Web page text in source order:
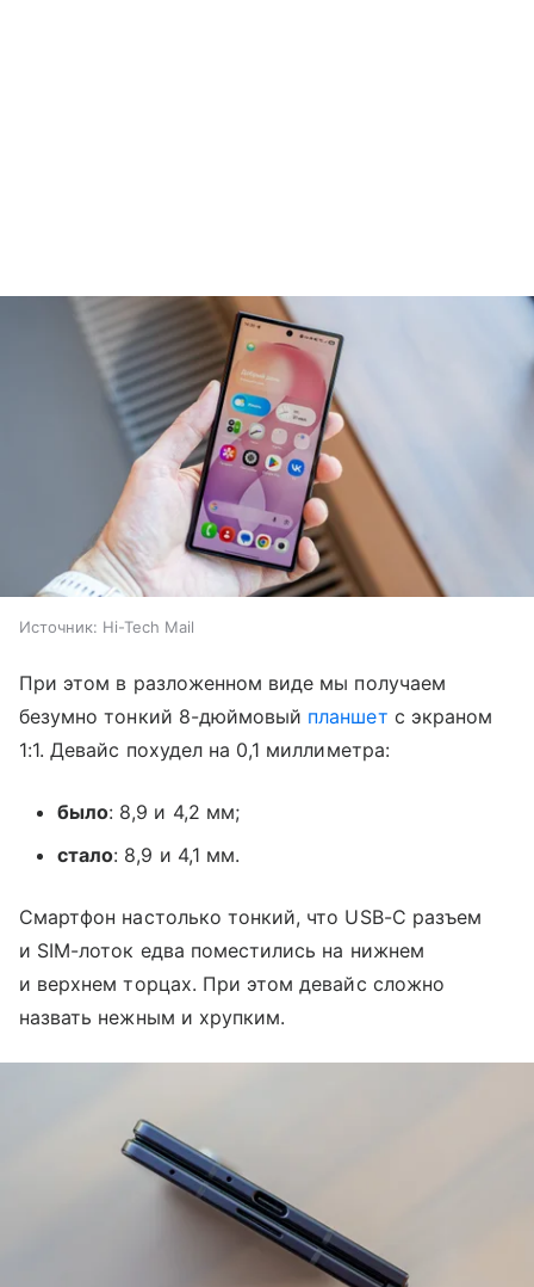
Источник: Hi-Tech Mail
При этом в разложенном виде мы получаем
безумно тонкий 8-дюймовый планшет с экраном
1:1. Девайс похудел на 0,1 миллиметра:
было: 8,9 и 4,2 мм;
стало: 8,9 и 4,1 мм.
Смартфон настолько тонкий, что USB-C разъем
и SIM-лоток едва поместились на нижнем
и верхнем торцах. При этом девайс сложно
назвать нежным и хрупким.